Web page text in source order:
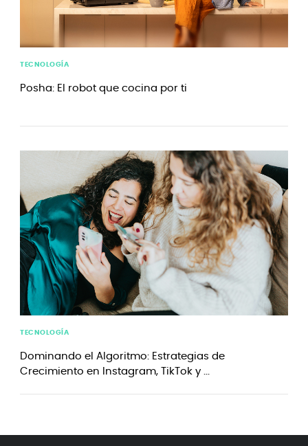
TECNOLOGÍA
Posha: El robot que cocina por ti
TECNOLOGÍA
Dominando el Algoritmo: Estrategias de
Crecimiento en Instagram, TikTok y ...